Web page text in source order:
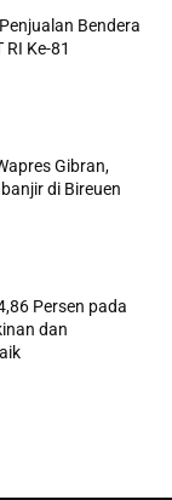
Bendera
Ke-81
Gibran,
di Bireuen
Persen pada
dan